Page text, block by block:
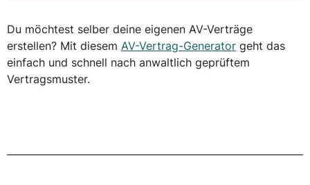
Du möchtest selber deine eigenen AV-Verträge
erstellen? Mit diesem AV-Vertrag-Generator geht das
einfach und schnell nach anwaltlich geprüftem
Vertragsmuster.